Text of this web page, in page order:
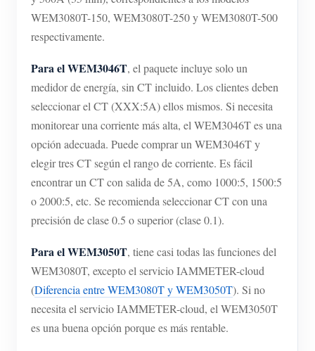
WEM3080T-150, WEM3080T-250 y WEM3080T-500
respectivamente.
Para el WEM3046T, el paquete incluye solo un
medidor de energía, sin CT incluido. Los clientes deben
seleccionar el CT (XXX:5A) ellos mismos. Si necesita
monitorear una corriente más alta, el WEM3046T es una
opción adecuada. Puede comprar un WEM3046T y
elegir tres CT según el rango de corriente. Es fácil
encontrar un CT con salida de 5A, como 1000:5, 1500:5
o 2000:5, etc. Se recomienda seleccionar CT con una
precisión de clase 0.5 o superior (clase 0.1).
Para el WEM3050T, tiene casi todas las funciones del
WEM3080T, excepto el servicio IAMMETER-cloud
(Diferencia entre WEM3080T y WEM3050T). Si no
necesita el servicio IAMMETER-cloud, el WEM3050T
es una buena opción porque es más rentable.